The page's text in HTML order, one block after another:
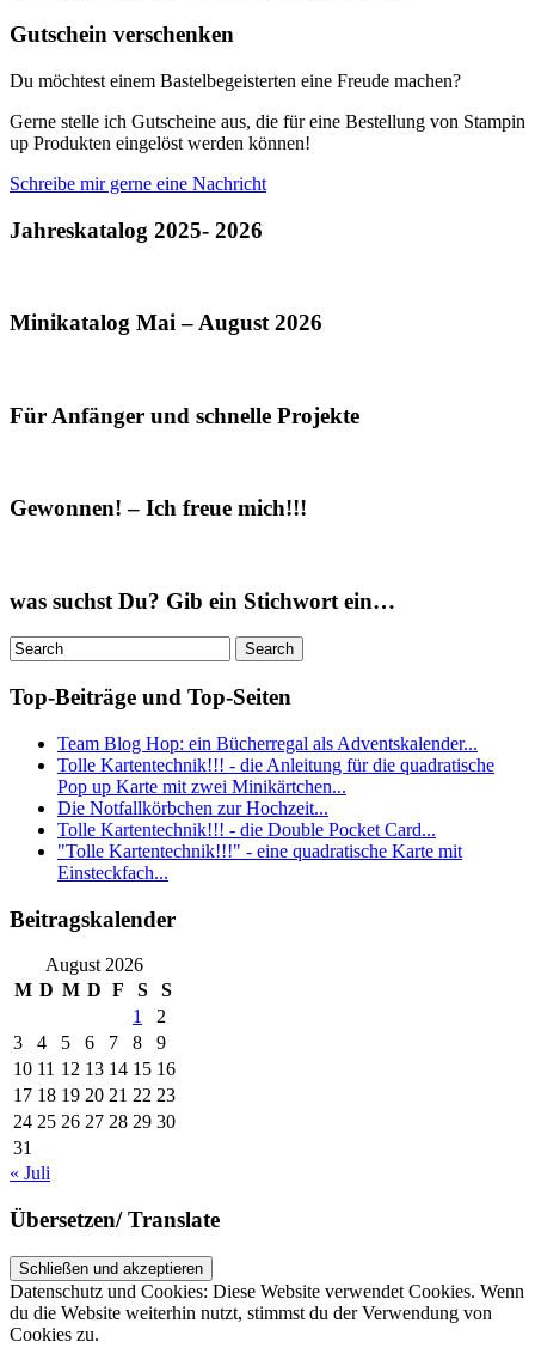
Gutschein verschenken
Du möchtest einem Bastelbegeisterten eine Freude machen?
Gerne stelle ich Gutscheine aus, die für eine Bestellung von Stampin
up Produkten eingelöst werden können!
Schreibe mir gerne eine Nachricht
Jahreskatalog 2025- 2026
Minikatalog Mai – August 2026
Für Anfänger und schnelle Projekte
Gewonnen! – Ich freue mich!!!
was suchst Du? Gib ein Stichwort ein…
Top-Beiträge und Top-Seiten
Team Blog Hop: ein Bücherregal als Adventskalender...
Tolle Kartentechnik!!! - die Anleitung für die quadratische
Pop up Karte mit zwei Minikärtchen...
Die Notfallkörbchen zur Hochzeit...
Tolle Kartentechnik!!! - die Double Pocket Card...
"Tolle Kartentechnik!!!" - eine quadratische Karte mit
Einsteckfach...
Beitragskalender
August 2026
M D M D F S
S
1
2
3
4 5 6 7 8
9
10 11 12 13 14 15 16
17 18 19 20 21 22 23
24 25 26 27 28 29 30
31
« Juli
Übersetzen/ Translate
Datenschutz und Cookies: Diese Website verwendet Cookies. Wenn
du die Website weiterhin nutzt, stimmst du der Verwendung von
Cookies zu.